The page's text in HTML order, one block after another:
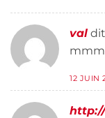
val
12 JUIN
http://